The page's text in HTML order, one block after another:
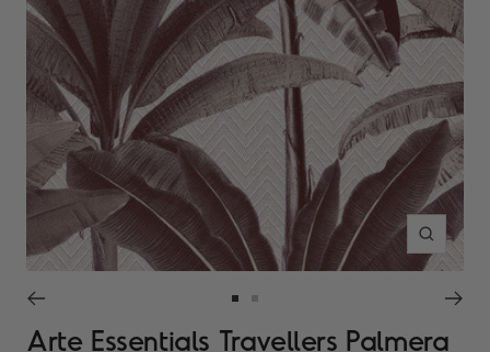
Inzoomen
naarnaar
Arte Essentials Travellers Palmera